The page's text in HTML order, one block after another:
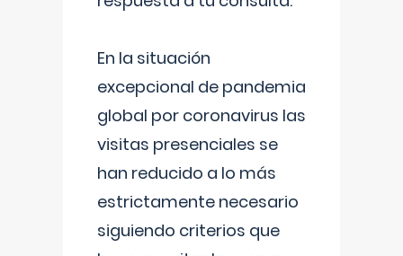
En la situación
excepcional de pandemia
global por coronavirus las
visitas presenciales se
han reducido a lo más
estrictamente necesario
siguiendo criterios que